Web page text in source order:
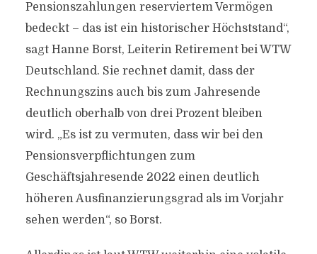
Pensionszahlungen reserviertem Vermögen
bedeckt – das ist ein historischer Höchststand“,
sagt Hanne Borst, Leiterin Retirement bei WTW
Deutschland. Sie rechnet damit, dass der
Rechnungszins auch bis zum Jahresende
deutlich oberhalb von drei Prozent bleiben
wird. „Es ist zu vermuten, dass wir bei den
Pensionsverpflichtungen zum
Geschäftsjahresende 2022 einen deutlich
höheren Ausfinanzierungsgrad als im Vorjahr
sehen werden“, so Borst.